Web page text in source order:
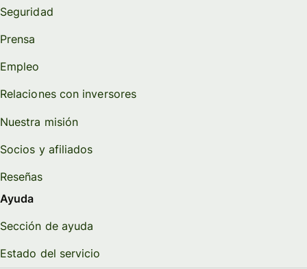
Seguridad
Prensa
Empleo
Relaciones con inversores
Nuestra misión
Socios y afiliados
Reseñas
Ayuda
Sección de ayuda
Estado del servicio